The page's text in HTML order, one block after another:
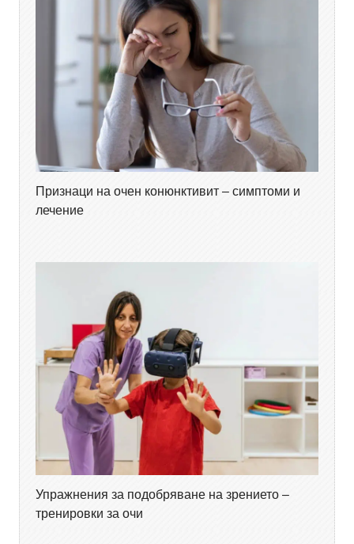
Признаци на очен конюнктивит – симптоми и
лечение
Упражнения за подобряване на зрението –
тренировки за очи